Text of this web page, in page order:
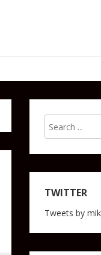
TWITTER
Tweets by